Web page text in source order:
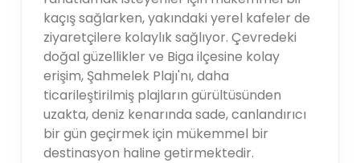
kaçış sağlarken, yakındaki yerel kafeler de
ziyaretçilere kolaylık sağlıyor. Çevredeki
doğal güzellikler ve Biga ilçesine kolay
erişim, Şahmelek Plajı'nı, daha
ticarileştirilmiş plajların gürültüsünden
uzakta, deniz kenarında sade, canlandırıcı
bir gün geçirmek için mükemmel bir
destinasyon haline getirmektedir.